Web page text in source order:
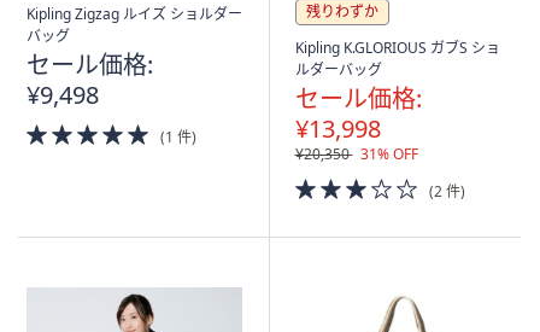
Kipling Zigzag ルイズ ショルダー
バッグ
セール価格:
¥9,498
5.0
of
(1 件)
残りわずか
Kipling K.GLORIOUS ガブS ショ
ルダーバッグ
セール価格:
¥13,998
¥20,350 31% OFF
3.0
of
(2 件)